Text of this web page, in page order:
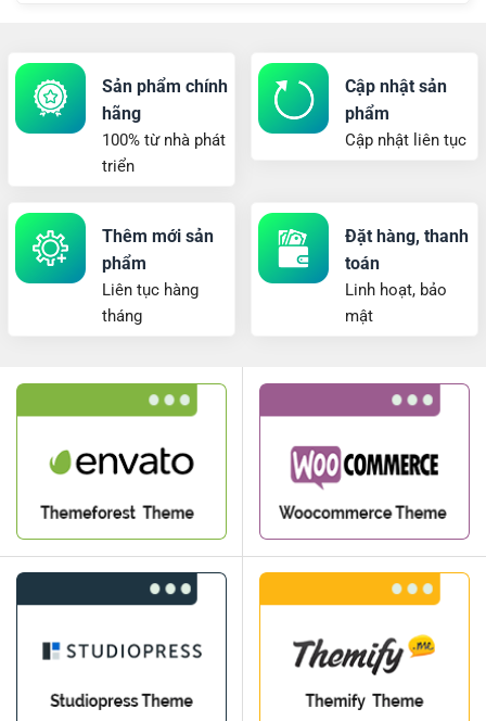
Sản phẩm chính
hãng
100% từ nhà phát
triển
Cập nhật sản
phẩm
Cập nhật liên tục
Thêm mới sản
phẩm
Liên tục hàng
tháng
Đặt hàng, thanh
toán
Linh hoạt, bảo
mật